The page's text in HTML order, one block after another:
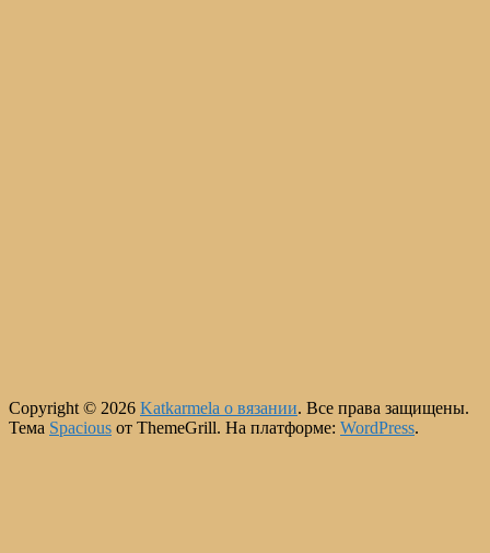
Copyright © 2026 Katkarmela о вязании. Все права защищены.
Тема Spacious от ThemeGrill. На платформе: WordPress.